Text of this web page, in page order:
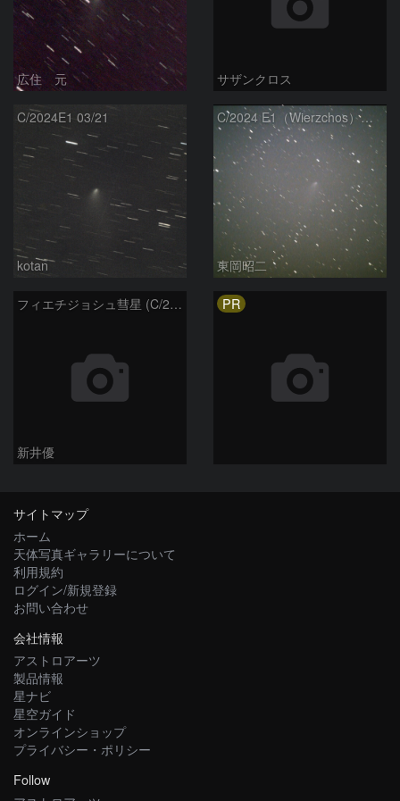
広住 元 サザンクロス
C/2024E1 03/21
kotan
C/2024 E1（Wierzchos） 03/21
東岡昭二
フィエチジョシュ彗星 (C/2024E1)：2026/03/21
新井優
PR
サイトマップ
ホーム
天体写真ギャラリーについて
利用規約
ログイン/新規登録
お問い合わせ
会社情報
アストロアーツ
製品情報
星ナビ
星空ガイド
オンラインショップ
プライバシー・ポリシー
Follow